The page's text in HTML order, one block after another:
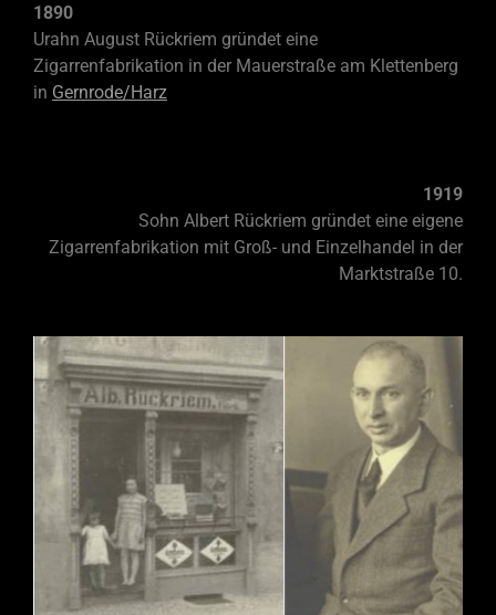
1890
Urahn August Rückriem gründet eine
Zigarrenfabrikation in der Mauerstraße am Klettenberg
in Gernrode/Harz
1919
Sohn Albert Rückriem gründet eine eigene
Zigarrenfabrikation mit Groß- und Einzelhandel in der
Marktstraße 10.